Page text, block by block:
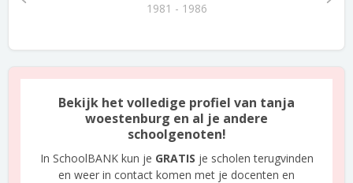
1981 - 1986
Bekijk het volledige profiel van tanja
woestenburg en al je andere
schoolgenoten!
In SchoolBANK kun je GRATIS je scholen terugvinden
en weer in contact komen met je docenten en